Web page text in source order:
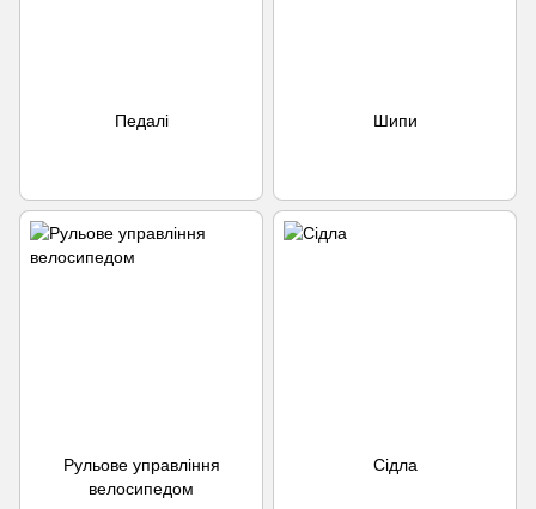
Педалі Шипи
Рульове управління
велосипедом
Сідла